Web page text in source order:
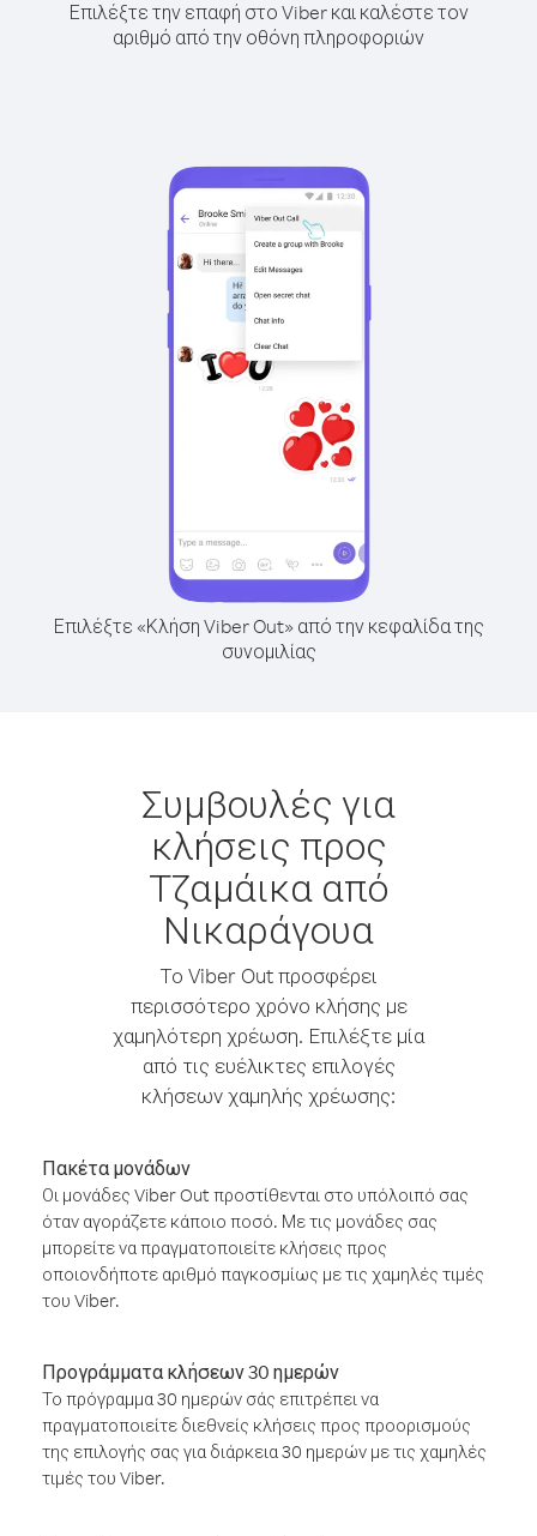
Επιλέξτε την επαφή στο Viber και καλέστε τον
αριθμό από την οθόνη πληροφοριών
Επιλέξτε «Κλήση Viber Out» από την κεφαλίδα της
συνομιλίας
Συμβουλές για
κλήσεις προς
Τζαμάικα από
Νικαράγουα
Το Viber Out προσφέρει
περισσότερο χρόνο κλήσης με
χαμηλότερη χρέωση. Επιλέξτε μία
από τις ευέλικτες επιλογές
κλήσεων χαμηλής χρέωσης:
Πακέτα μονάδων
Οι μονάδες Viber Out προστίθενται στο υπόλοιπό σας
όταν αγοράζετε κάποιο ποσό. Με τις μονάδες σας
μπορείτε να πραγματοποιείτε κλήσεις προς
οποιονδήποτε αριθμό παγκοσμίως με τις χαμηλές τιμές
του Viber.
Προγράμματα κλήσεων 30 ημερών
Το πρόγραμμα 30 ημερών σάς επιτρέπει να
πραγματοποιείτε διεθνείς κλήσεις προς προορισμούς
της επιλογής σας για διάρκεια 30 ημερών με τις χαμηλές
τιμές του Viber.